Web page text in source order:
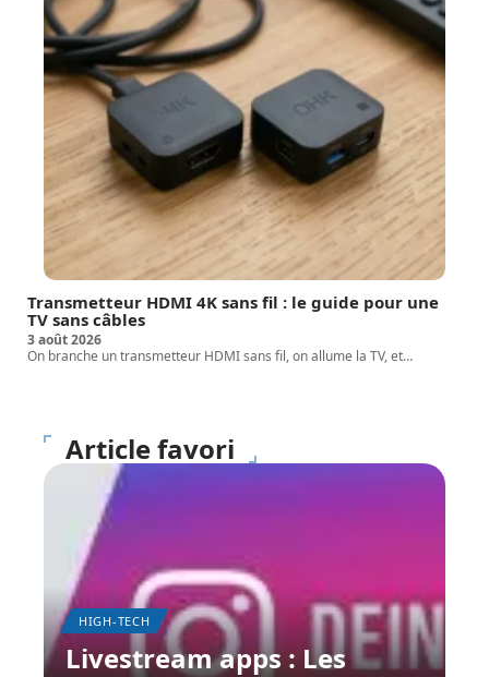
Transmetteur HDMI 4K sans fil : le guide pour une
TV sans câbles
3 août 2026
On branche un transmetteur HDMI sans fil, on allume la TV, et…
Article favori
HIGH-TECH
Livestream apps : Les